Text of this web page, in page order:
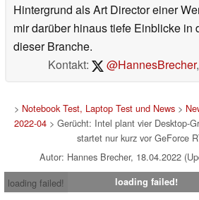
Hintergrund als Art Director einer
mir darüber hinaus tiefe Einblicke in
dieser Branche.
Kontakt:
@HannesBrecher
> Notebook Test, Laptop Test und News>
2022-04> Gerücht: Intel plant vier Desktop-
startet nur kurz vor GeForce
Autor: Hannes Brecher, 18.04.2022
loading failed!
loading failed!